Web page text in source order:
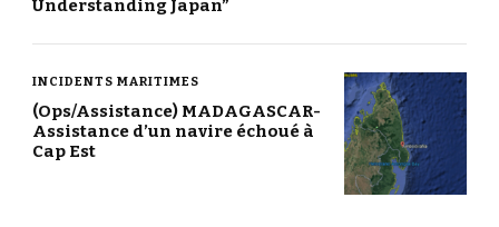
Understanding Japan”
INCIDENTS MARITIMES
(Ops/Assistance) MADAGASCAR-
Assistance d’un navire échoué à
Cap Est